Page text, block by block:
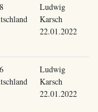
Ludwig
Karsch
22.01.2022
Ludwig
Karsch
22.01.2022